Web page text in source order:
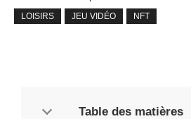
LOISIRS JEU VIDÉO NFT
Table des matières